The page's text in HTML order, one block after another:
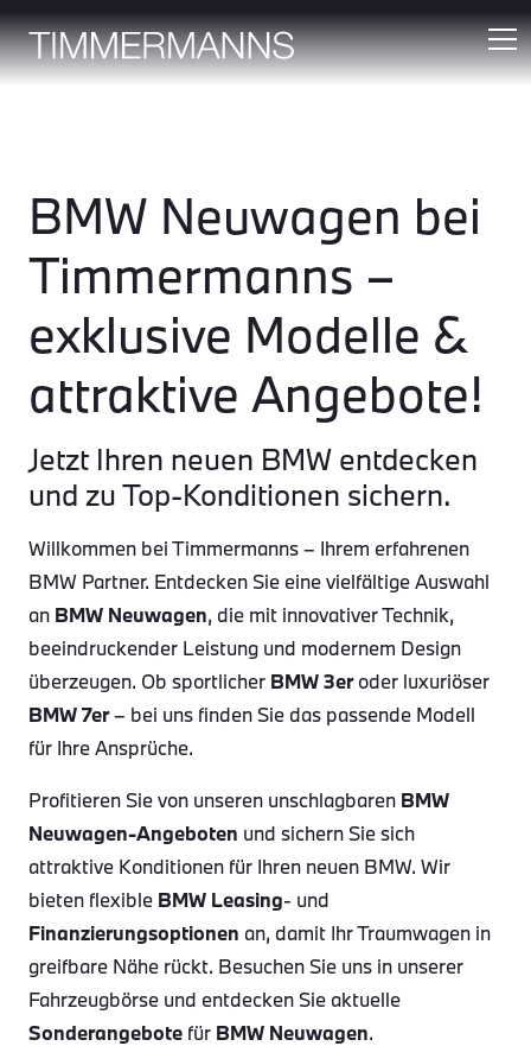
BMW Neuwagen bei
Timmermanns –
exklusive Modelle &
attraktive Angebote!
Jetzt Ihren neuen BMW entdecken
und zu Top-Konditionen sichern.
Willkommen bei Timmermanns – Ihrem erfahrenen
BMW Partner. Entdecken Sie eine vielfältige Auswahl
an BMW Neuwagen, die mit innovativer Technik,
beeindruckender Leistung und modernem Design
überzeugen. Ob sportlicher BMW 3eroder luxuriöser
BMW 7er– bei uns finden Sie das passende Modell
für Ihre Ansprüche.
Profitieren Sie von unseren unschlagbaren BMW
Neuwagen-Angeboten und sichern Sie sich
attraktive Konditionen für Ihren neuen BMW. Wir
bieten flexible BMW Leasing- und
Finanzierungsoptionen an, damit Ihr Traumwagen in
greifbare Nähe rückt. Besuchen Sie uns in unserer
Fahrzeugbörse und entdecken Sie aktuelle
Sonderangebote für BMW Neuwagen.